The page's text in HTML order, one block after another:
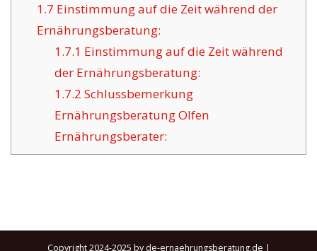
1.7 Einstimmung auf die Zeit während der
Ernährungsberatung:
1.7.1 Einstimmung auf die Zeit während
der Ernährungsberatung:
1.7.2 Schlussbemerkung
Ernährungsberatung Olfen
Ernährungsberater:
Copyright 2024-2025 by de-ernaehrungsberatung.de |